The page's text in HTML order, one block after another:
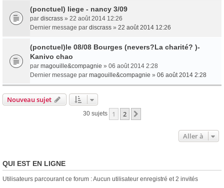
(ponctuel) liege - nancy 3/09
par discrass » 22 août 2014 12:26
Dernier message par discrass » 22 août 2014 12:26
(ponctuel)le 08/08 Bourges (nevers?La charité? )-
Kanivo chao
par magouille&compagnie » 06 août 2014 2:28
Dernier message par magouille&compagnie » 06 août 2014 2:28
Nouveau sujet
30 sujets 1 2
Aller à
QUI EST EN LIGNE
Utilisateurs parcourant ce forum : Aucun utilisateur enregistré et 2 invités